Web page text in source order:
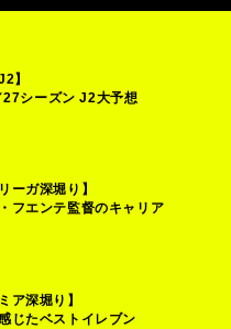
】
シーズン J2大予想
ーガ深堀り】
フエンテ監督のキャリア
ア深堀り】
じたベストイレブン